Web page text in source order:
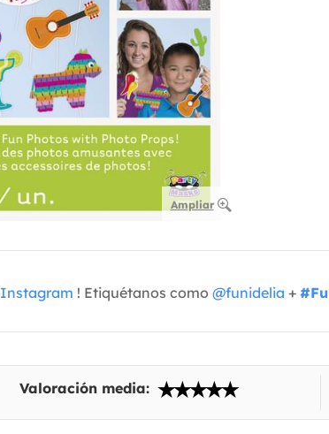
Ampliar
Instagram ! Etiquétanos como @funidelia +
Valoración media: